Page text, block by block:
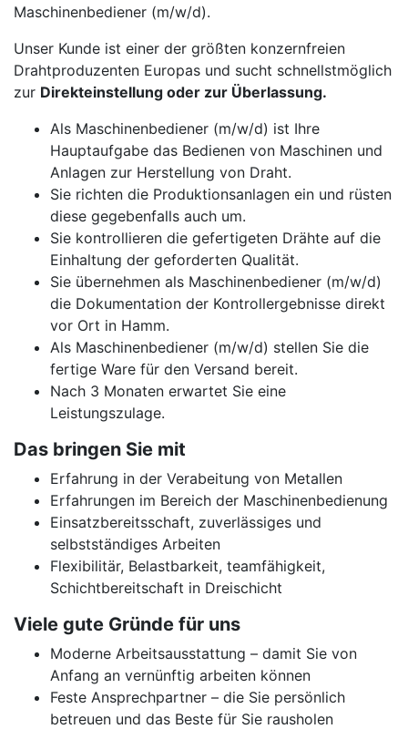
Maschinenbediener (m/w/d).
Unser Kunde ist einer der größten konzernfreien
Drahtproduzenten Europas und sucht schnellstmöglich
zur Direkteinstellung oder zur Überlassung.
Als Maschinenbediener (m/w/d) ist Ihre
Hauptaufgabe das Bedienen von Maschinen und
Anlagen zur Herstellung von Draht.
Sie richten die Produktionsanlagen ein und rüsten
diese gegebenfalls auch um.
Sie kontrollieren die gefertigeten Drähte auf die
Einhaltung der geforderten Qualität.
Sie übernehmen als Maschinenbediener (m/w/d)
die Dokumentation der Kontrollergebnisse direkt
vor Ort in Hamm.
Als Maschinenbediener (m/w/d) stellen Sie die
fertige Ware für den Versand bereit.
Nach 3 Monaten erwartet Sie eine
Leistungszulage.
Das bringen Sie mit
Erfahrung in der Verabeitung von Metallen
Erfahrungen im Bereich der Maschinenbedienung
Einsatzbereitsschaft, zuverlässiges und
selbstständiges Arbeiten
Flexibilitär, Belastbarkeit, teamfähigkeit,
Schichtbereitschaft in Dreischicht
Viele gute Gründe für uns
Moderne Arbeitsausstattung – damit Sie von
Anfang an vernünftig arbeiten können
Feste Ansprechpartner – die Sie persönlich
betreuen und das Beste für Sie rausholen